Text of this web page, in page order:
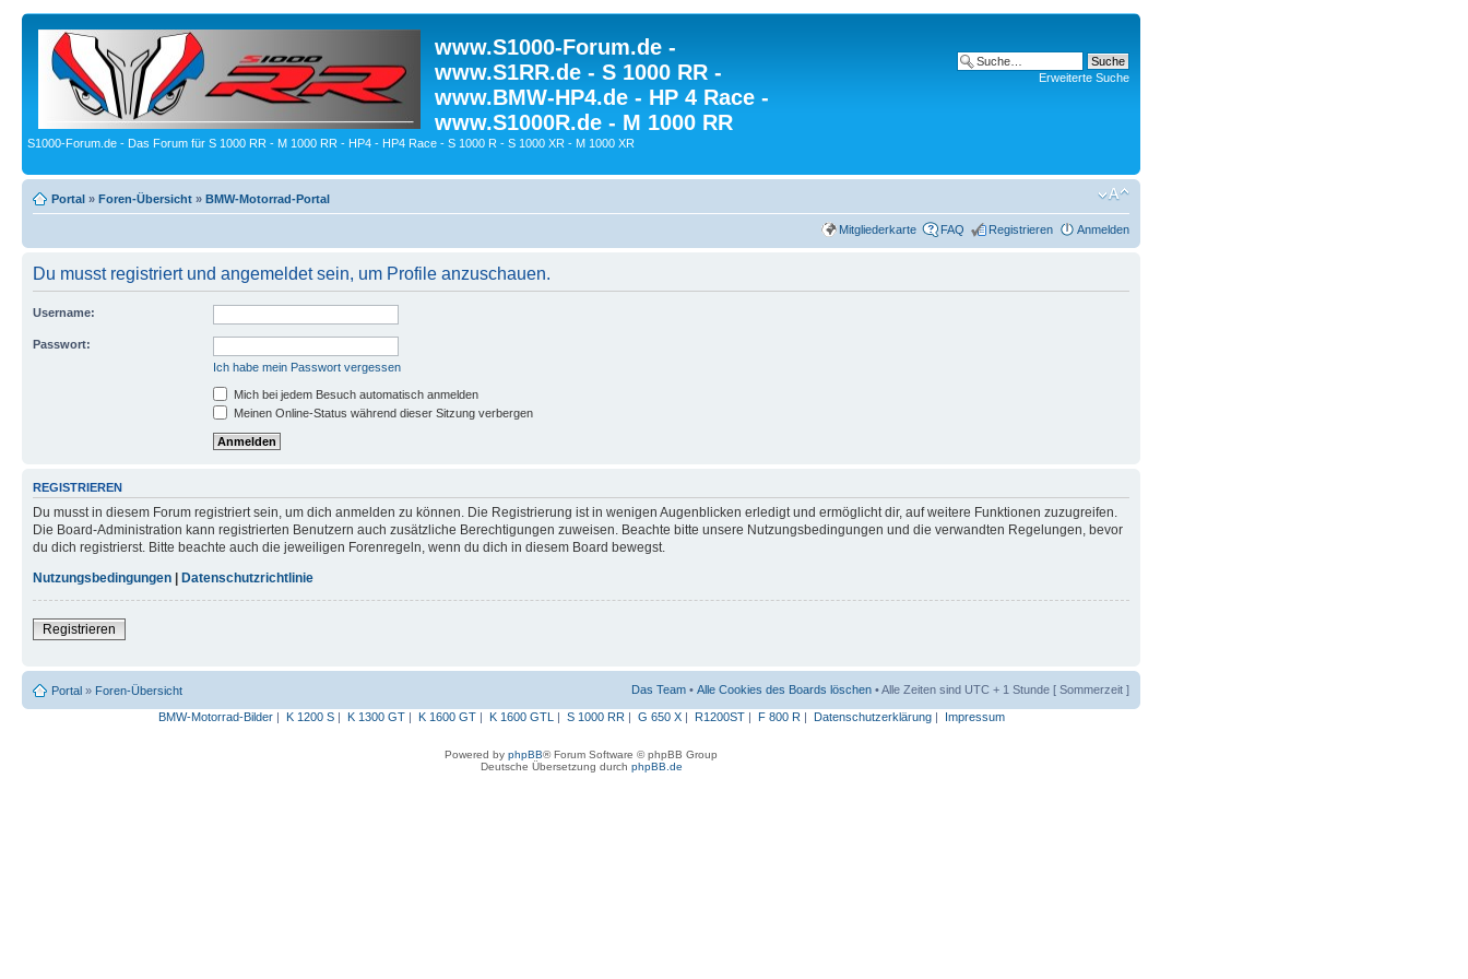
www.S1000-Forum.de -
www.S1RR.de - S 1000 RR -
www.BMW-HP4.de - HP 4 Race -
www.S1000R.de - M 1000 RR
S1000-Forum.de - Das Forum für S 1000 RR - M 1000 RR - HP4 - HP4 Race - S 1000 R - S 1000 XR - M 1000 XR
Erweiterte Suche
Portal » Foren-Übersicht » BMW-Motorrad-Portal
Mitgliederkarte FAQ Registrieren Anmelden
Du musst registriert und angemeldet sein, um Profile anzuschauen.
Username:
Passwort:
Ich habe mein Passwort vergessen
Mich bei jedem Besuch automatisch anmelden
Meinen Online-Status während dieser Sitzung verbergen
REGISTRIEREN
Du musst in diesem Forum registriert sein, um dich anmelden zu können. Die Registrierung ist in wenigen Augenblicken erledigt und ermöglicht dir, auf weitere Funktionen zuzugreifen.
Die Board-Administration kann registrierten Benutzern auch zusätzliche Berechtigungen zuweisen. Beachte bitte unsere Nutzungsbedingungen und die verwandten Regelungen, bevor
du dich registrierst. Bitte beachte auch die jeweiligen Forenregeln, wenn du dich in diesem Board bewegst.
Nutzungsbedingungen
Datenschutzrichtlinie
Registrieren
Portal » Foren-Übersicht Das Team • Alle Cookies des Boards löschen • Alle Zeiten sind UTC + 1 Stunde [ Sommerzeit ]
BMW-Motorrad-Bilder| K 1200 S| K 1300 GT| K 1600 GT| K 1600 GTL | S 1000 RR | G 650 X| R1200ST| F 800 R | Datenschutzerklärung| Impressum
Powered by phpBB® Forum Software © phpBB Group
Deutsche Übersetzung durch phpBB.de